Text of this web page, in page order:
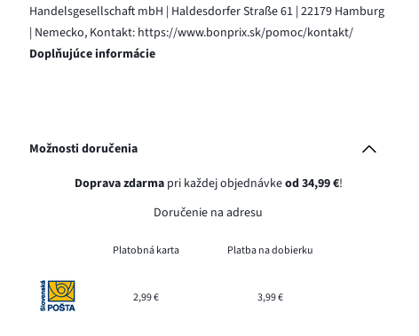
Handelsgesellschaft mbH | Haldesdorfer Straße 61 | 22179 Hamburg
| Nemecko, Kontakt: https://www.bonprix.sk/pomoc/kontakt/
Doplňujúce informácie
Možnosti doručenia
Doprava zdarmapri každej objednávkeod 34,99 €!
Doručenie na adresu
Platobná karta Platba na dobierku
2,99 € 3,99 €